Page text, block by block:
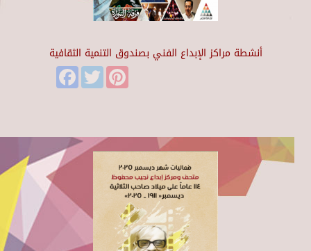
أنشطة مراكز الإبداع الفني بصندوق التنمية الثقافية
FacebookTwitter